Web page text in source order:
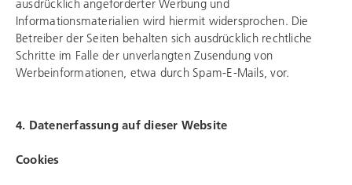
ausdrücklich angeforderter Werbung und
Informationsmaterialien wird hiermit widersprochen. Die
Betreiber der Seiten behalten sich ausdrücklich rechtliche
Schritte im Falle der unverlangten Zusendung von
Werbeinformationen, etwa durch Spam-E-Mails, vor.
4. Datenerfassung auf dieser Website
Cookies